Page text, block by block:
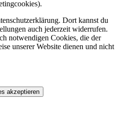
Dort kannst du
auch jederzeit widerrufen.
notwendigen Cookies, die der
unserer Website dienen und nicht
akzeptieren